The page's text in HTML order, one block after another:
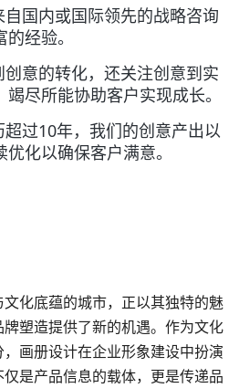
国内或国际领先的战略咨询
经验。
意的转化，还关注创意到实
尽所能协助客户实现成长。
过10年，我们的创意产出以
化以确保客户满意。
化底蕴的城市，正以其独特的魅
塑造提供了新的机遇。作为文化
画册设计在企业形象建设中扮演
是产品信息的载体，更是传递品